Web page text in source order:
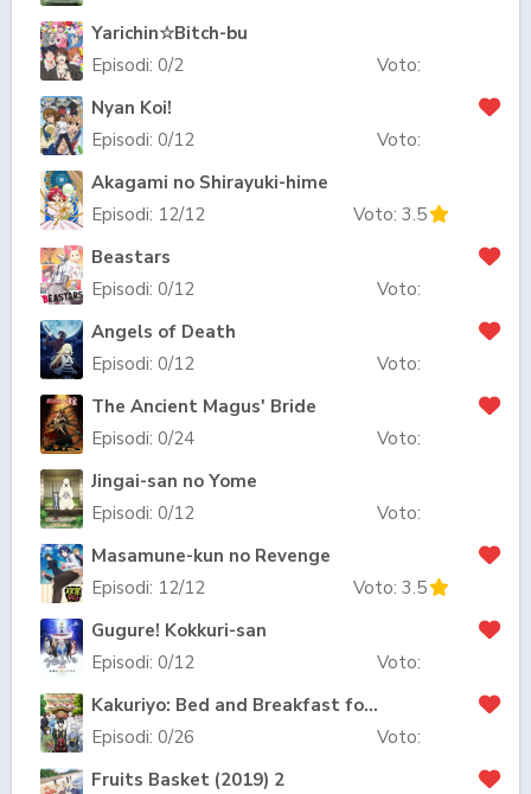
Yarichin☆Bitch-bu
Voto:
Episodi: 0/2
Nyan Koi!
Voto:
Episodi: 0/12
Akagami no Shirayuki-hime
Voto: 3.5
Episodi: 12/12
Beastars
Voto:
Episodi: 0/12
Angels of Death
Voto:
Episodi: 0/12
The Ancient Magus' Bride
Voto:
Episodi: 0/24
Jingai-san no Yome
Voto:
Episodi: 0/12
Masamune-kun no Revenge
Voto: 3.5
Episodi: 12/12
Gugure! Kokkuri-san
Voto:
Episodi: 0/12
Kakuriyo: Bed and Breakfast for Spirits
Voto:
Episodi: 0/26
Fruits Basket (2019) 2